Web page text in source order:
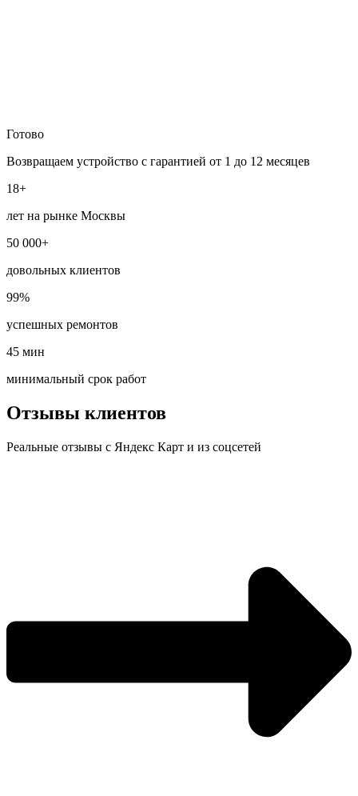
Готово
Возвращаем устройство с гарантией от 1 до 12 месяцев
18+
лет на рынке Москвы
50 000+
довольных клиентов
99%
успешных ремонтов
45 мин
минимальный срок работ
Отзывы клиентов
Реальные отзывы с Яндекс Карт и из соцсетей